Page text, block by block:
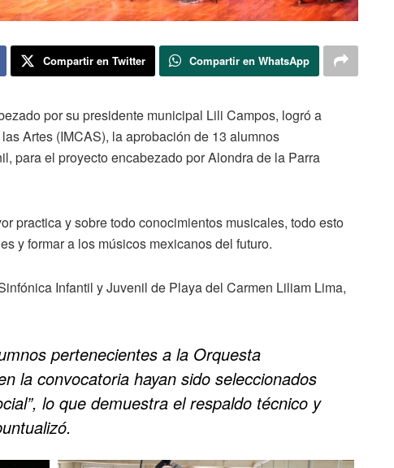
Compartir en Twitter Compartir en WhatsApp
por su presidente municipal Lili Campos, logró a
Artes (IMCAS), la aprobación de 13 alumnos
para el proyecto encabezado por Alondra de la Parra
practica y sobre todo conocimientos musicales, todo esto
y formar a los músicos mexicanos del futuro.
Infantil y Juvenil de Playa del Carmen Liliam Lima,
pertenecientes a la Orquesta
la convocatoria hayan sido seleccionados
lo que demuestra el respaldo técnico y